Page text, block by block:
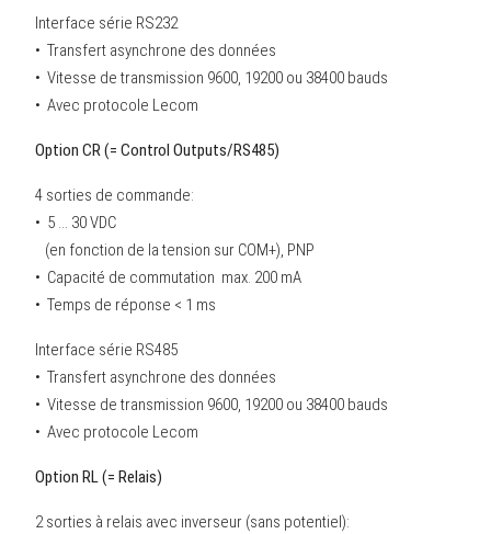
Interface série RS232
• Transfert asynchrone des données
• Vitesse de transmission 9600, 19200 ou 38400 bauds
• Avec protocole Lecom
Option CR (= Control Outputs/RS485)
4 sorties de commande:
• 5 ... 30 VDC
(en fonction de la tension sur COM+), PNP
• Capacité de commutation max. 200 mA
• Temps de réponse < 1 ms
Interface série RS485
• Transfert asynchrone des données
• Vitesse de transmission 9600, 19200 ou 38400 bauds
• Avec protocole Lecom
Option RL (= Relais)
2 sorties à relais avec inverseur (sans potentiel):